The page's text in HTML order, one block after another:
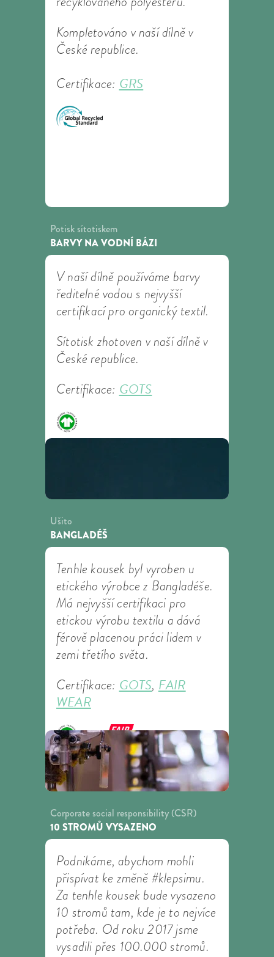
Kompletováno v naší dílně v
České republice.
Certifikace: GRS
Potisk sítotiskem
BARVY NA VODNÍ BÁZI
V naší dílně používáme barvy
ředitelné vodou s nejvyšší
certifikací pro organický textil.
Sítotisk zhotoven v naší dílně v
České republice.
Certifikace: GOTS
Ušito
BANGLADÉŠ
Tenhle kousek byl vyroben u
etického výrobce z Bangladéše.
Má nejvyšší certifikaci pro
etickou výrobu textilu a dává
férově placenou práci lidem v
zemi třetího světa.
Certifikace: GOTS, FAIR
WEAR
Corporate social responsibility (CSR)
10 STROMŮ VYSAZENO
Podnikáme, abychom mohli
přispívat ke změně #klepsimu.
Za tenhle kousek bude vysazeno
10 stromů tam, kde je to nejvíce
potřeba. Od roku 2017 jsme
vysadili přes 100.000 stromů.